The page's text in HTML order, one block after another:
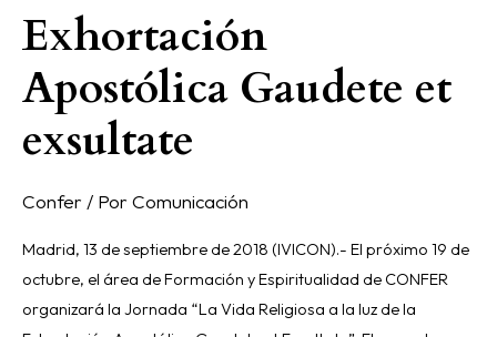
Exhortación
Apostólica Gaudete et
exsultate
Confer / Por Comunicación
Madrid, 13 de septiembre de 2018 (IVICON).- El próximo 19 de
octubre, el área de Formación y Espiritualidad de CONFER
organizará la Jornada “La Vida Religiosa a la luz de la